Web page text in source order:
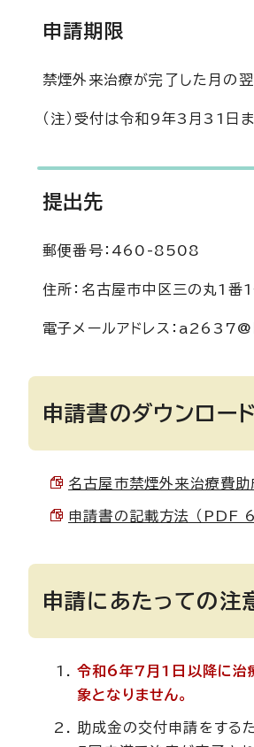
申請期限
禁煙外来治療が完了した月の
（注）受付は令和9年3月31日
提出先
郵便番号：460-8508
住所：名古屋市中区三の丸1
電子メールアドレス：
申請書のダウンロー
名古屋市禁煙外来治療費
申請書の記載方法 （PDF
申請にあたっての注
令和6年7月1日以降に治
象となりません。
助成金の交付申請をする